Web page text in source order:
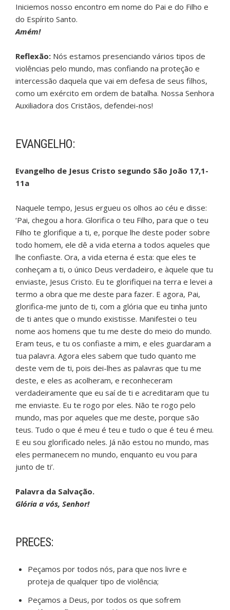
Iniciemos nosso encontro em nome do Pai e do Filho e
do Espírito Santo.
Amém!
Reflexão: Nós estamos presenciando vários tipos de
violências pelo mundo, mas confiando na proteção e
intercessão daquela que vai em defesa de seus filhos,
como um exército em ordem de batalha. Nossa Senhora
Auxiliadora dos Cristãos, defendei-nos!
EVANGELHO:
Evangelho de Jesus Cristo segundo São João 17,1-
11a
Naquele tempo, Jesus ergueu os olhos ao céu e disse:
‘Pai, chegou a hora. Glorifica o teu Filho, para que o teu
Filho te glorifique a ti, e, porque lhe deste poder sobre
todo homem, ele dê a vida eterna a todos aqueles que
lhe confiaste. Ora, a vida eterna é esta: que eles te
conheçam a ti, o único Deus verdadeiro, e àquele que tu
enviaste, Jesus Cristo. Eu te glorifiquei na terra e levei a
termo a obra que me deste para fazer. E agora, Pai,
glorifica-me junto de ti, com a glória que eu tinha junto
de ti antes que o mundo existisse. Manifestei o teu
nome aos homens que tu me deste do meio do mundo.
Eram teus, e tu os confiaste a mim, e eles guardaram a
tua palavra. Agora eles sabem que tudo quanto me
deste vem de ti, pois dei-lhes as palavras que tu me
deste, e eles as acolheram, e reconheceram
verdadeiramente que eu saí de ti e acreditaram que tu
me enviaste. Eu te rogo por eles. Não te rogo pelo
mundo, mas por aqueles que me deste, porque são
teus. Tudo o que é meu é teu e tudo o que é teu é meu.
E eu sou glorificado neles. Já não estou no mundo, mas
eles permanecem no mundo, enquanto eu vou para
junto de ti’.
Palavra da Salvação.
Glória a vós, Senhor!
PRECES:
Peçamos por todos nós, para que nos livre e
proteja de qualquer tipo de violência;
Peçamos a Deus, por todos os que sofrem